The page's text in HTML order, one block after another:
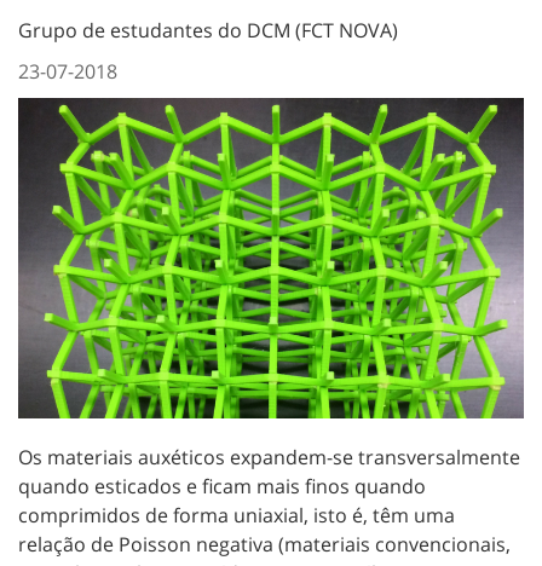
Grupo de estudantes do DCM (FCT NOVA)
23-07-2018
Os materiais auxéticos expandem-se transversalmente
quando esticados e ficam mais finos quando
comprimidos de forma uniaxial, isto é, têm uma
relação de Poisson negativa (materiais convencionais,